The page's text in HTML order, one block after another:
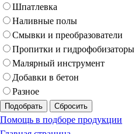
Шпатлевка
Наливные полы
Смывки и преобразователи
Пропитки и гидрофобизаторы
Малярный инструмент
Добавки в бетон
Разное
Подобрать Сбросить
Помощь в подборе продукции